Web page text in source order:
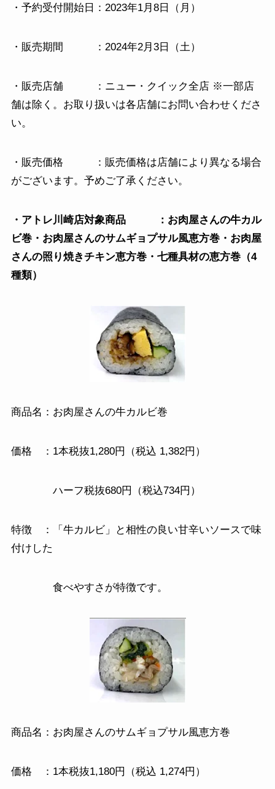
・予約受付開始日：2023年1月8日（月）
・販売期間 ：2024年2月3日（土）
・販売店舗 ：ニュー・クイック全店 ※一部店
舗は除く。お取り扱いは各店舗にお問い合わせくださ
い。
・販売価格 ：販売価格は店舗により異なる場合
がございます。予めご了承ください。
・アトレ川崎店対象商品 ：お肉屋さんの牛カル
ビ巻・お肉屋さんのサムギョプサル風恵方巻・お肉屋
さんの照り焼きチキン恵方巻・七種具材の恵方巻（4
種類）
商品名：お肉屋さんの牛カルビ巻
価格 ：1本税抜1,280円（税込 1,382円）
ハーフ税抜680円（税込734円）
特徴 ：「牛カルビ」と相性の良い甘辛いソースで味
付けした
食べやすさが特徴です。
商品名：お肉屋さんのサムギョプサル風恵方巻
価格 ：1本税抜1,180円（税込 1,274円）